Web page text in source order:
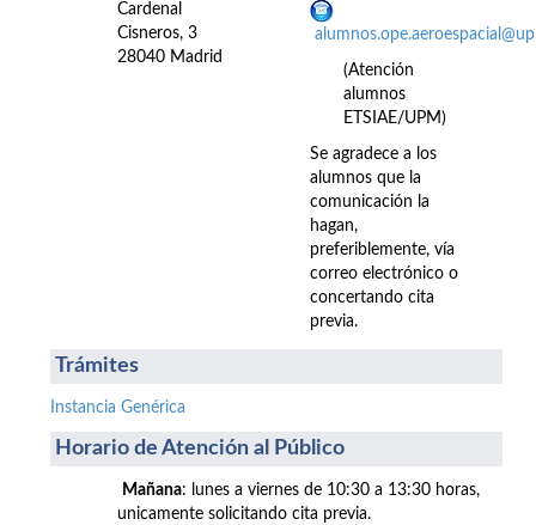
Cardenal
Cisneros, 3
28040 Madrid
(Atención
alumnos
ETSIAE/UPM)
Se agradece a los
alumnos que la
comunicación la
hagan,
preferiblemente, vía
correo electrónico o
concertando cita
previa.
Trámites
Instancia Genérica
Horario de Atención al Público
Mañana: lunes a viernes de 10:30 a 13:30 horas,
unicamente solicitando cita previa.